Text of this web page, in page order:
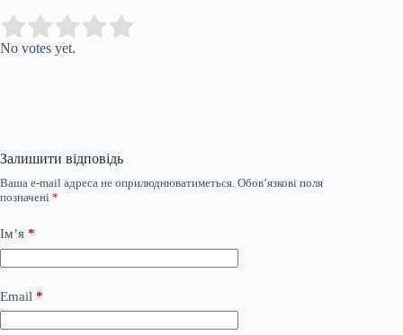
Rate this item:
No votes yet.
Залишити відповідь
Ваша e-mail адреса не оприлюднюватиметься. Обов’язкові поля
позначені *
Ім’я *
Email *